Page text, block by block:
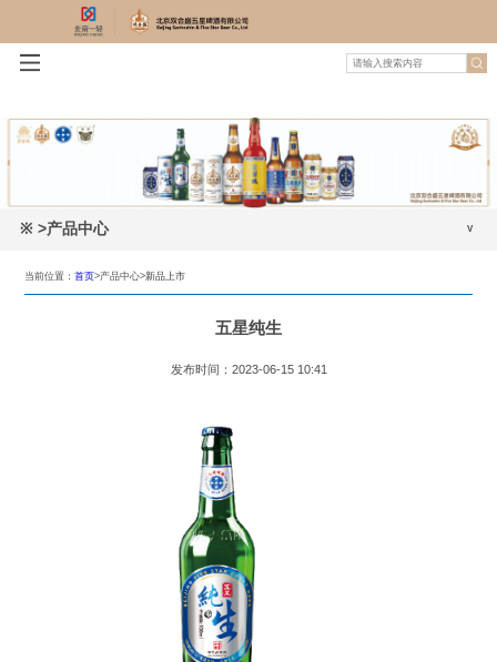
※ >产品中心
当前位置：首页>产品中心>新品上市
五星纯生
发布时间：2023-06-15 10:41